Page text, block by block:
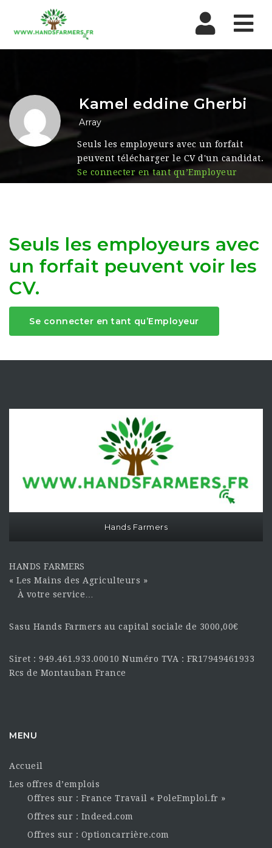
Seuls les employeurs avec un forfait
peuvent télécharger le CV d'un candidat.
Se connecter en tant qu’Employeur
Kamel eddine Gherbi
Array
Seuls les employeurs avec
un forfait peuvent voir les
CV.
Se connecter en tant qu’Employeur
Hands Farmers
HANDS FARMERS
« Les Mains des Agriculteurs »
À votre service…
Sasu Hands Farmers au capital sociale de 3000,00€
Siret : 949.461.933.00010 Numéro TVA : FR17949461933
Rcs de Montauban France
MENU
Accueil
Les offres d’emplois
Offres sur : France Travail « PoleEmploi.fr »
Offres sur : Indeed.com
Offres sur : Optioncarrière.com